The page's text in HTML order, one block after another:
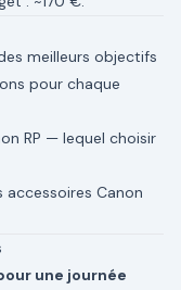
meilleurs objectifs
pour chaque
RP — lequel choisir
Canon
une journée